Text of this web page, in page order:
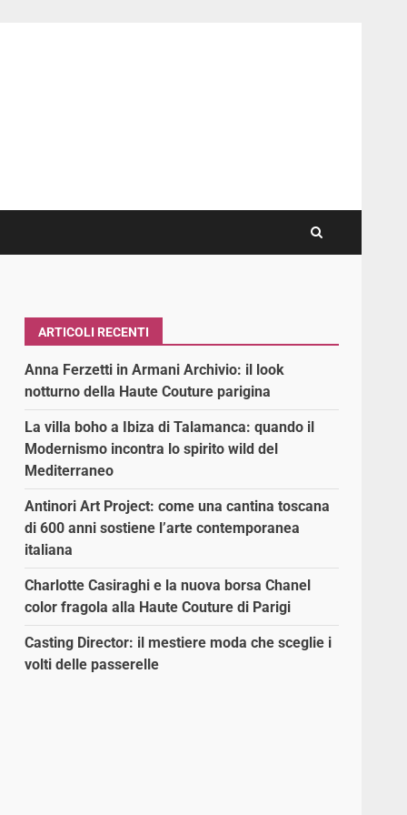
ARTICOLI RECENTI
Anna Ferzetti in Armani Archivio: il look
notturno della Haute Couture parigina
La villa boho a Ibiza di Talamanca: quando il
Modernismo incontra lo spirito wild del
Mediterraneo
Antinori Art Project: come una cantina toscana
di 600 anni sostiene l’arte contemporanea
italiana
Charlotte Casiraghi e la nuova borsa Chanel
color fragola alla Haute Couture di Parigi
Casting Director: il mestiere moda che sceglie i
volti delle passerelle